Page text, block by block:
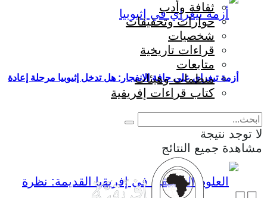
أزمة تيغراي على حافة الانفجار: هل تدخل إثيوبيا مرحلة إعادة
إنتاج الحرب؟
ثقافة وأدب
حوارات وتحقيقات
شخصيات
قراءات تاريخية
متابعات
منظمات وهيئات
كتاب قراءات إفريقية
لا توجد نتيجة
مشاهدة جميع النتائج